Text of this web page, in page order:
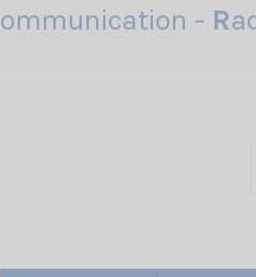
ommunication - R